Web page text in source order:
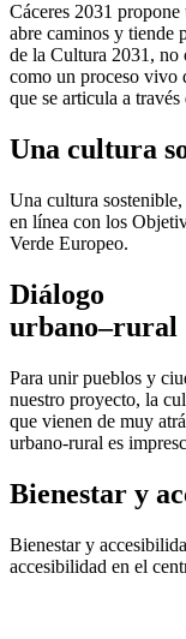
Cáceres 2031
abre caminos y tiende
de la Cultura 2031, no
como un proceso vivo
que se articula a través
Una cultura
Una cultura
en línea con los
Verde Europeo.
Diálogo
urbano–rural
Para unir pueblos y
nuestro proyecto, la
que vienen de muy
urbano-rural es
Bienestar y
Bienestar y
accesibilidad en el